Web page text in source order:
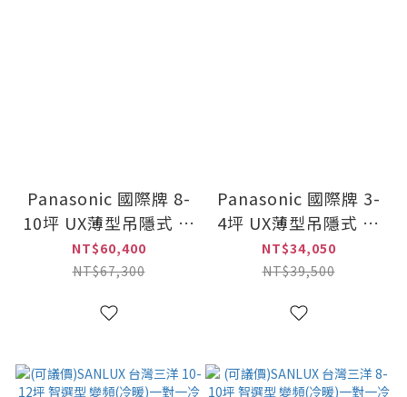
Panasonic 國際牌 8-
10坪 UX薄型吊隱式 變
頻(冷暖)一對一冷氣
(CS-SX63BDA2+CU-
NT$60,400
NT$67,300
Panasonic 國際牌 3-
4坪 UX薄型吊隱式 變
頻(冷暖)一對一冷氣
(CS-SX28BDA2+CU-
NT$34,050
NT$39,500